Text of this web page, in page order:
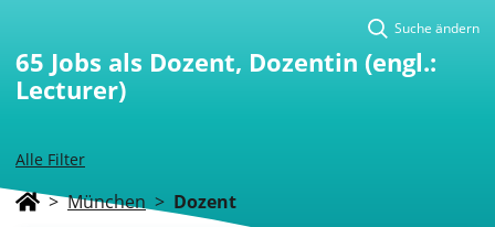
Alle Filter
Suche ändern
65 Jobs als Dozent, Dozentin (engl.:
Lecturer)
> München > Dozent